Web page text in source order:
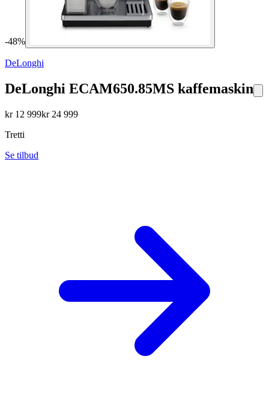
-48%
DeLonghi
DeLonghi ECAM650.85MS kaffemaskin
kr 12 999kr 24 999
Tretti
Se tilbud